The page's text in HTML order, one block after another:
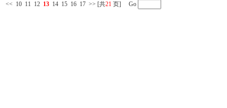
<< 10 11 12 13 14 15 16 17 >> [共21 页] Go